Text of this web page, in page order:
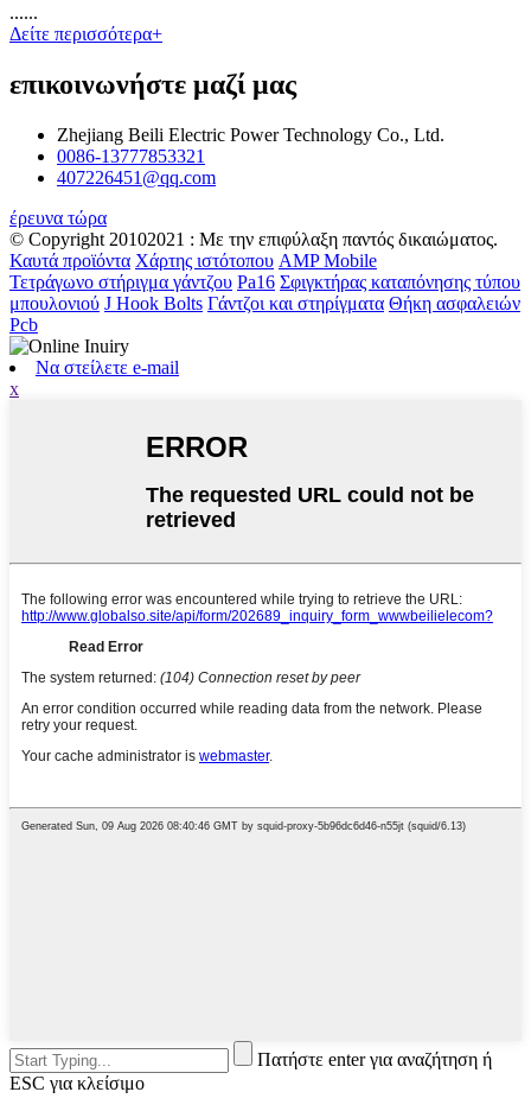
......
Δείτε περισσότερα+
επικοινωνήστε μαζί μας
Zhejiang Beili Electric Power Technology Co., Ltd.
0086-13777853321
407226451@qq.com
έρευνα τώρα
© Copyright 20102021 : Με την επιφύλαξη παντός δικαιώματος.
Καυτά προϊόντα Χάρτης ιστότοπου AMP Mobile
Τετράγωνο στήριγμα γάντζου Pa16 Σφιγκτήρας καταπόνησης τύπου
μπουλονιού J Hook Bolts Γάντζοι και στηρίγματα Θήκη ασφαλειών
Pcb
Να στείλετε e-mail
x
Πατήστε enter για αναζήτηση ή
ESC για κλείσιμο